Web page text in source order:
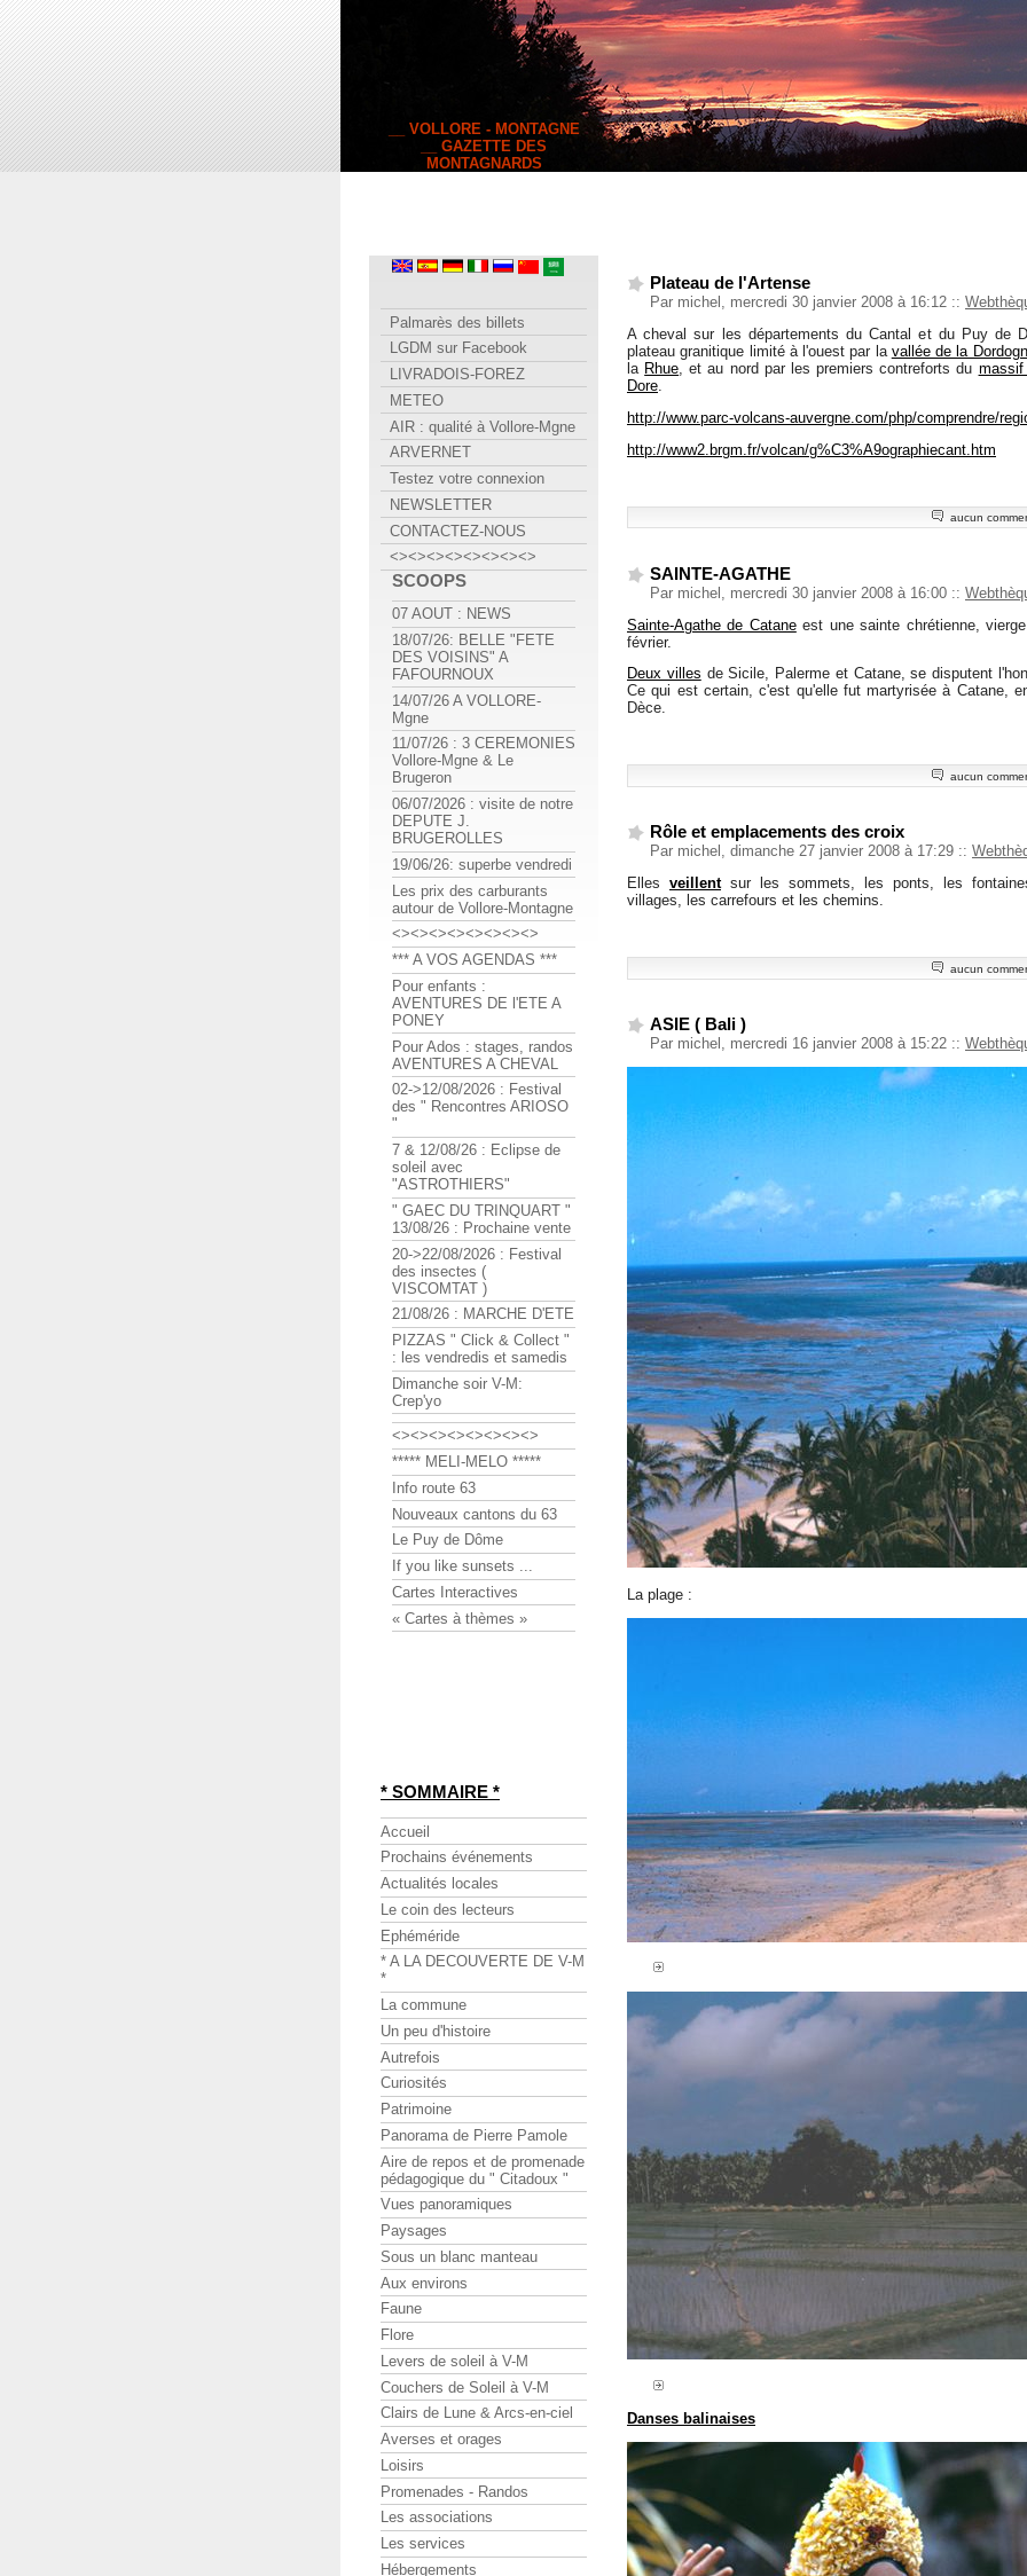
__ VOLLORE - MONTAGNE
__ GAZETTE DES
MONTAGNARDS
Plateau de l'Artense
Par michel, mercredi 30 janvier 2008 à 16:12 ::
A cheval sur les départements du Cantal et du Puy de
plateau granitique limité à l'ouest par la vallée de la
la Rhue, et au nord par les premiers contreforts du massif
Dore.
http://www.parc-volcans-auvergne.com/php/comprendre/
http://www2.brgm.fr/volcan/g%C3%A9ographiecant.htm
aucun
SAINTE-AGATHE
Par michel, mercredi 30 janvier 2008 à 16:00 ::
Sainte-Agathe de Cataneest une sainte chrétienne,
février.
Deux villes de Sicile, Palerme et Catane, se disputent
Ce qui est certain, c'est qu'elle fut martyrisée à Catane,
Dèce.
aucun
Rôle et emplacements des croix
Par michel, dimanche 27 janvier 2008 à 17:29 ::
Elles veillentsur les sommets, les ponts, les
villages, les carrefours et les chemins.
aucun
ASIE ( Bali )
Par michel, mercredi 16 janvier 2008 à 15:22 ::
La plage :
Danses balinaises
Palmarès des billets
LGDM sur Facebook
LIVRADOIS-FOREZ
METEO
AIR : qualité à Vollore-Mgne
ARVERNET
Testez votre connexion
NEWSLETTER
CONTACTEZ-NOUS
<><><><><><><><>
SCOOPS
07 AOUT : NEWS
18/07/26: BELLE "FETE
DES VOISINS" A
FAFOURNOUX
14/07/26 A VOLLORE-
Mgne
11/07/26 : 3 CEREMONIES
Vollore-Mgne & Le
Brugeron
06/07/2026 : visite de notre
DEPUTE J.
BRUGEROLLES
19/06/26: superbe vendredi
Les prix des carburants
autour de Vollore-Montagne
<><><><><><><><>
*** A VOS AGENDAS ***
Pour enfants :
AVENTURES DE l'ETE A
PONEY
Pour Ados : stages, randos
AVENTURES A CHEVAL
02->12/08/2026 : Festival
des " Rencontres ARIOSO
"
7 & 12/08/26 : Eclipse de
soleil avec
"ASTROTHIERS"
" GAEC DU TRINQUART "
13/08/26 : Prochaine vente
20->22/08/2026 : Festival
des insectes (
VISCOMTAT )
21/08/26 : MARCHE D'ETE
PIZZAS " Click & Collect "
: les vendredis et samedis
Dimanche soir V-M:
Crep'yo
<><><><><><><><>
***** MELI-MELO *****
Info route 63
Nouveaux cantons du 63
Le Puy de Dôme
If you like sunsets ...
Cartes Interactives
« Cartes à thèmes »
* SOMMAIRE *
Accueil
Prochains événements
Actualités locales
Le coin des lecteurs
Ephéméride
* A LA DECOUVERTE DE V-M
*
La commune
Un peu d'histoire
Autrefois
Curiosités
Patrimoine
Panorama de Pierre Pamole
Aire de repos et de promenade
pédagogique du " Citadoux "
Vues panoramiques
Paysages
Sous un blanc manteau
Aux environs
Faune
Flore
Levers de soleil à V-M
Couchers de Soleil à V-M
Clairs de Lune & Arcs-en-ciel
Averses et orages
Loisirs
Promenades - Randos
Les associations
Les services
Hébergements